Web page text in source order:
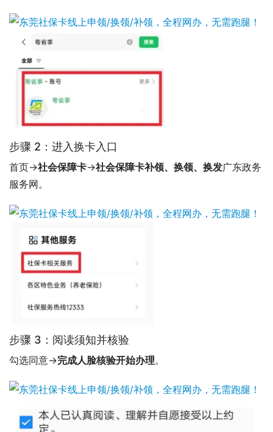
步骤 2：进入换卡入口
首页→社会保障卡→社会保障卡补领、换领、换发广东政务
服务网。
步骤 3：阅读须知并核验
勾选同意→完成人脸核验开始办理。